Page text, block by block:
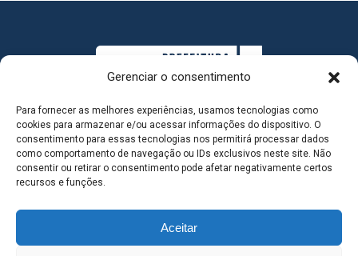
Gerenciar o consentimento
Para fornecer as melhores experiências, usamos tecnologias como
cookies para armazenar e/ou acessar informações do dispositivo. O
consentimento para essas tecnologias nos permitirá processar dados
como comportamento de navegação ou IDs exclusivos neste site. Não
consentir ou retirar o consentimento pode afetar negativamente certos
recursos e funções.
Aceitar
MAPA DO SITE